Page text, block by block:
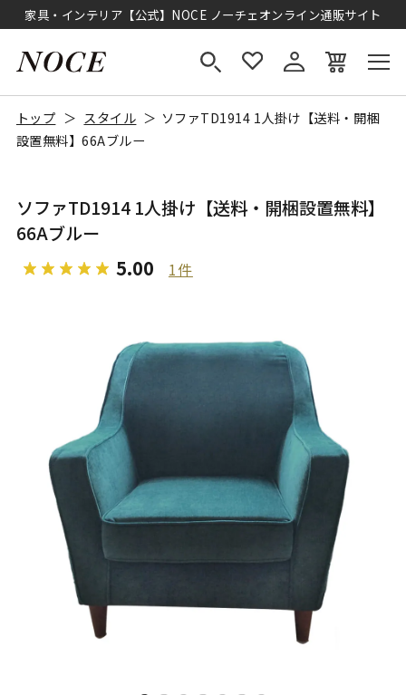
家具・インテリア【公式】NOCE ノーチェオンライン通販サイト
トップ スタイル
ソファTD1914 1人掛け【送料・開梱
設置無料】66Aブルー
ソファTD1914 1人掛け【送料・開梱設置無料】
66Aブルー
5.00 1件